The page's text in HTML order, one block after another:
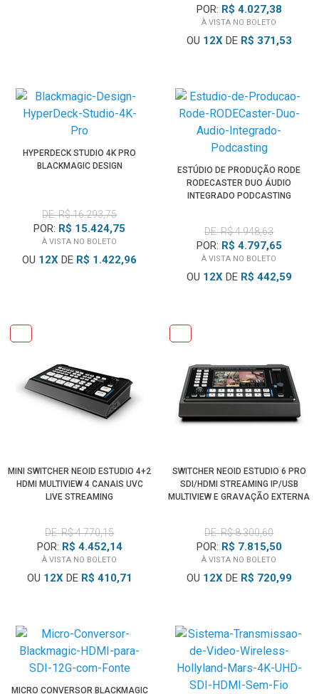
POR: R$ 4.027,38
À VISTA NO BOLETO
OU 12XDE R$ 371,53
HYPERDECK STUDIO 4K PRO
BLACKMAGIC DESIGN
DE: R$ 16.293,75
POR: R$ 15.424,75
À VISTA NO BOLETO
OU 12X DE R$ 1.422,96
ESTÚDIO DE PRODUÇÃO RODE
RODECASTER DUO ÁUDIO
INTEGRADO PODCASTING
DE: R$ 4.948,63
POR: R$ 4.797,65
À VISTA NO BOLETO
OU 12XDE R$ 442,59
MINI SWITCHER NEOID ESTUDIO 4+2
HDMI MULTIVIEW 4 CANAIS UVC
LIVE STREAMING
DE: R$ 4.770,15
POR: R$ 4.452,14
À VISTA NO BOLETO
OU 12XDE R$ 410,71
SWITCHER NEOID ESTUDIO 6 PRO
SDI/HDMI STREAMING IP/USB
MULTIVIEW E GRAVAÇÃO EXTERNA
DE: R$ 8.300,60
POR: R$ 7.815,50
À VISTA NO BOLETO
OU 12XDE R$ 720,99
MICRO CONVERSOR BLACKMAGIC